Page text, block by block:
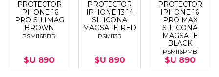
PROTECTOR
IPHONE 16
PRO SILIMAG
BROWN
PSMI16PBR
$U 890
PROTECTOR
IPHONE 13 14
SILICONA
MAGSAFE RED
PSMI13R
$U 890
PROTECTOR
IPHONE 16
PRO MAX
SILICONA
MAGSAFE
BLACK
PSMI16PMB
$U 890